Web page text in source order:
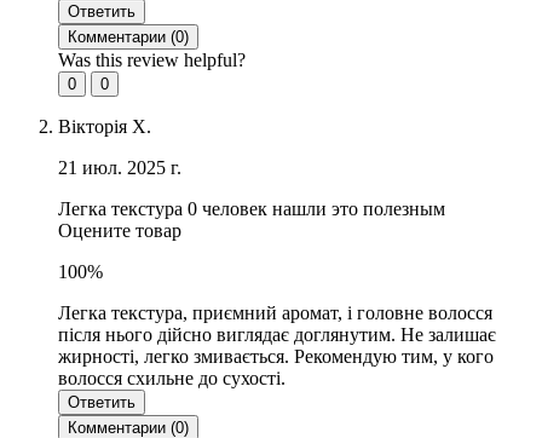
Ответить
Комментарии (0)
Was this review helpful?
0 0
Вікторія Х.
21 июл. 2025 г.
Легка текстура 0 человек нашли это полезным
Оцените товар
100%
Легка текстура, приємний аромат, і головне волосся
після нього дійсно виглядає доглянутим. Не залишає
жирності, легко змивається. Рекомендую тим, у кого
волосся схильне до сухості.
Ответить
Комментарии (0)